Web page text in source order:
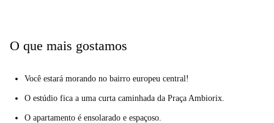
com uma estação de metrô próxima, você nunca estará longe de qualquer
O que mais gostamos
Você estará morando no bairro europeu central!
O estúdio fica a uma curta caminhada da Praça Ambiorix.
O apartamento é ensolarado e espaçoso.